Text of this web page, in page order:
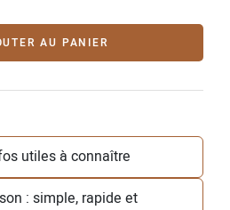
AU PANIER
utiles à connaître
: simple, rapide et